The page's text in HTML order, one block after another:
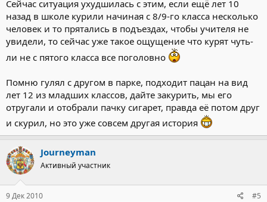
Сейчас ситуация ухудшилась с этим, если ещё лет 10
назад в школе курили начиная с 8/9-го класса несколько
человек и то прятались в подъездах, чтобы учителя не
увидели, то сейчас уже такое ощущение что курят чуть-
ли не с пятого класса все поголовно
Помню гулял с другом в парке, подходит пацан на вид
лет 12 из младших классов, дайте закурить, мы его
отругали и отобрали пачку сигарет, правда её потом друг
и скурил, но это уже совсем другая история
Journeyman
Активный участник
9 Дек 2010 #5